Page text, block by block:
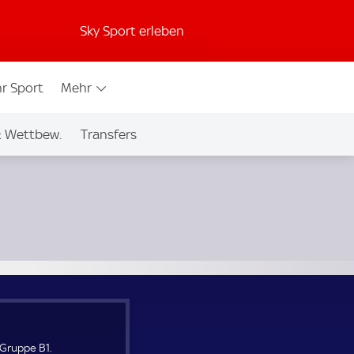
Sky Sport erleben
Sport Mehr
Wettbew. Transfers
B1.